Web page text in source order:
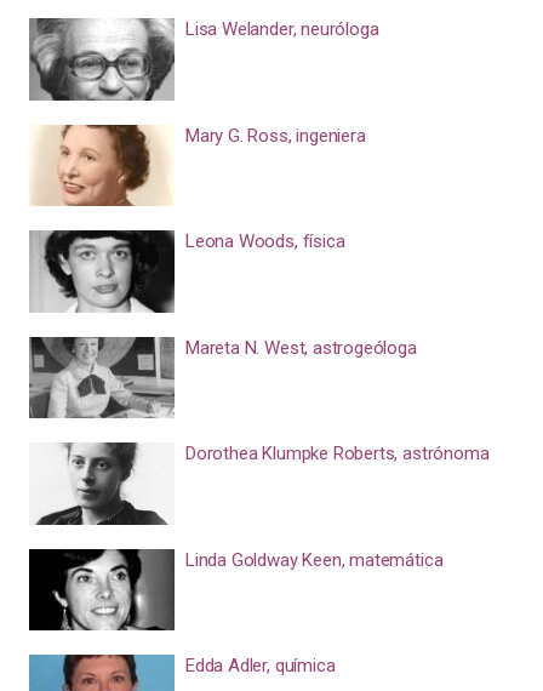
Lisa Welander, neuróloga
Mary G. Ross, ingeniera
Leona Woods, física
Mareta N. West, astrogeóloga
Dorothea Klumpke Roberts, astrónoma
Linda Goldway Keen, matemática
Edda Adler, química